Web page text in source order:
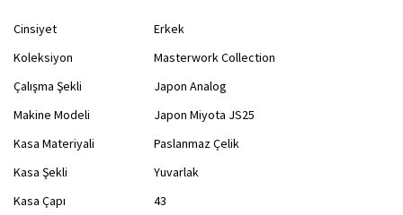
Cinsiyet
Erkek
Koleksiyon
Masterwork Collection
Çalışma Şekli
Japon Analog
Makine Modeli
Japon Miyota JS25
Kasa Materiyali
Paslanmaz Çelik
Kasa Şekli
Yuvarlak
Kasa Çapı
43